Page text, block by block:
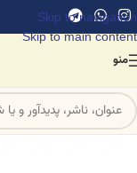
Skip to navigation
Skip to main content
منو